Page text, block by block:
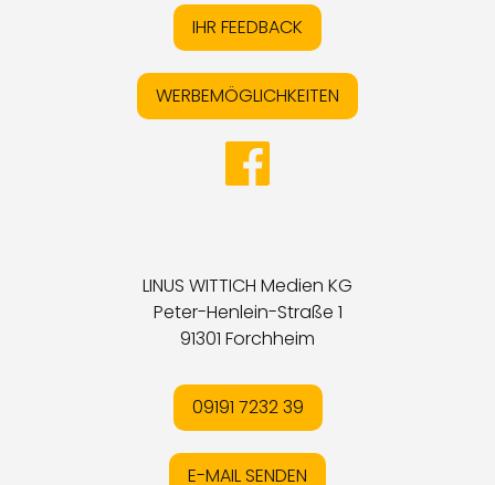
IHR FEEDBACK
WERBEMÖGLICHKEITEN
LINUS WITTICH Medien KG
Peter-Henlein-Straße 1
91301 Forchheim
09191 7232 39
E-MAIL SENDEN